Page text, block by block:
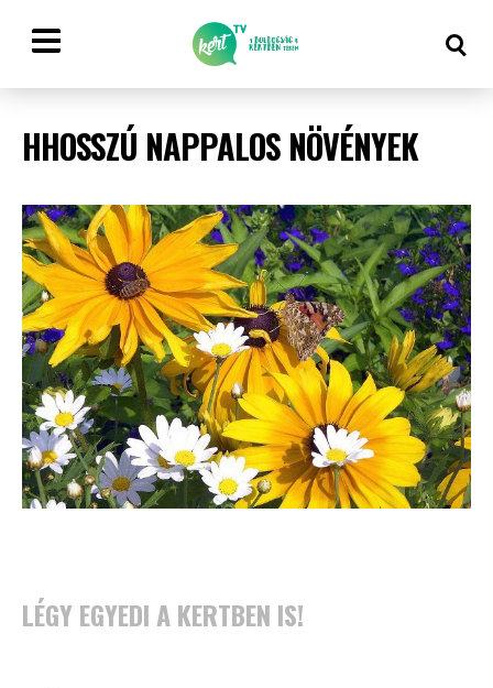
HHOSSZÚ NAPPALOS NÖVÉNYEK
LÉGY EGYEDI A KERTBEN IS!